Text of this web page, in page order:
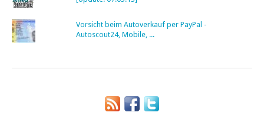
Vorsicht beim Autoverkauf per PayPal -
Autoscout24, Mobile, ...